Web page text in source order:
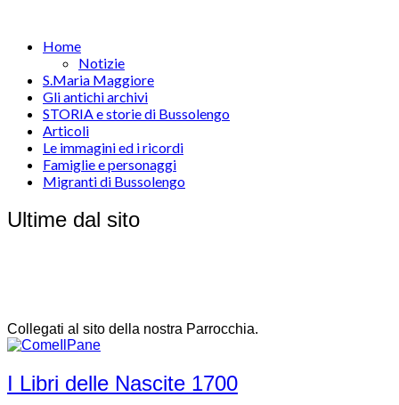
Home
Notizie
S.Maria Maggiore
Gli antichi archivi
STORIA e storie di Bussolengo
Articoli
Le immagini ed i ricordi
Famiglie e personaggi
Migranti di Bussolengo
Ultime dal sito
Collegati al sito della nostra Parrocchia.
I Libri delle Nascite 1700